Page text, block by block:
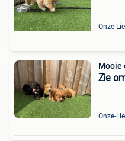
Onze-
Mooie
Zie
Onze-